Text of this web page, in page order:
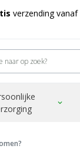
verzending vanaf
expand_more